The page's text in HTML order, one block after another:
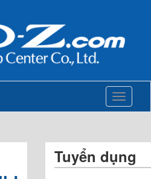
Toggle
Tuyển dụng